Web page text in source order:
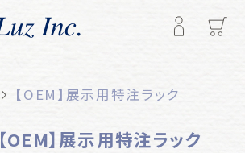
【OEM】展示用特注ラック
【OEM】展示用特注ラック